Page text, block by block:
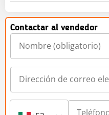
Contactar al vendedor